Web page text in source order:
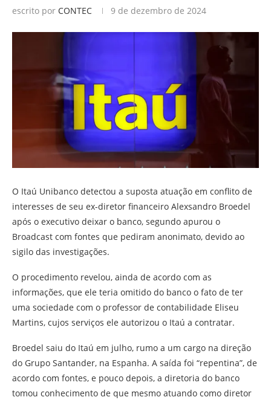
escrito por CONTEC 9 de dezembro de 2024
O Itaú Unibanco detectou a suposta atuação em conflito de
interesses de seu ex-diretor financeiro Alexsandro Broedel
após o executivo deixar o banco, segundo apurou o
Broadcast com fontes que pediram anonimato, devido ao
sigilo das investigações.
O procedimento revelou, ainda de acordo com as
informações, que ele teria omitido do banco o fato de ter
uma sociedade com o professor de contabilidade Eliseu
Martins, cujos serviços ele autorizou o Itaú a contratar.
Broedel saiu do Itaú em julho, rumo a um cargo na direção
do Grupo Santander, na Espanha. A saída foi “repentina”, de
acordo com fontes, e pouco depois, a diretoria do banco
tomou conhecimento de que mesmo atuando como diretor